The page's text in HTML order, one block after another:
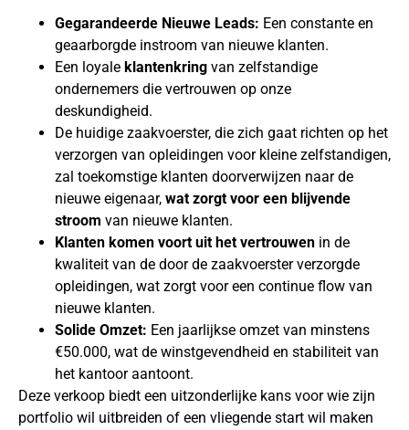
Gegarandeerde Nieuwe Leads: Een constante en
geaarborgde instroom van nieuwe klanten.
Een loyale klantenkring van zelfstandige
ondernemers die vertrouwen op onze
deskundigheid.
De huidige zaakvoerster, die zich gaat richten op het
verzorgen van opleidingen voor kleine zelfstandigen,
zal toekomstige klanten doorverwijzen naar de
nieuwe eigenaar, wat zorgt voor een blijvende
stroom van nieuwe klanten.
Klanten komen voort uit het vertrouwen in de
kwaliteit van de door de zaakvoerster verzorgde
opleidingen, wat zorgt voor een continue flow van
nieuwe klanten.
Solide Omzet: Een jaarlijkse omzet van minstens
€50.000, wat de winstgevendheid en stabiliteit van
het kantoor aantoont.
Deze verkoop biedt een uitzonderlijke kans voor wie zijn
portfolio wil uitbreiden of een vliegende start wil maken